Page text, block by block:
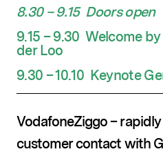
8.30 – 9.15 Doors open
9.15 – 9.30 Welcome
der Loo
9.30 – 10.10 Keynote
VodafoneZiggo –
customer contact with